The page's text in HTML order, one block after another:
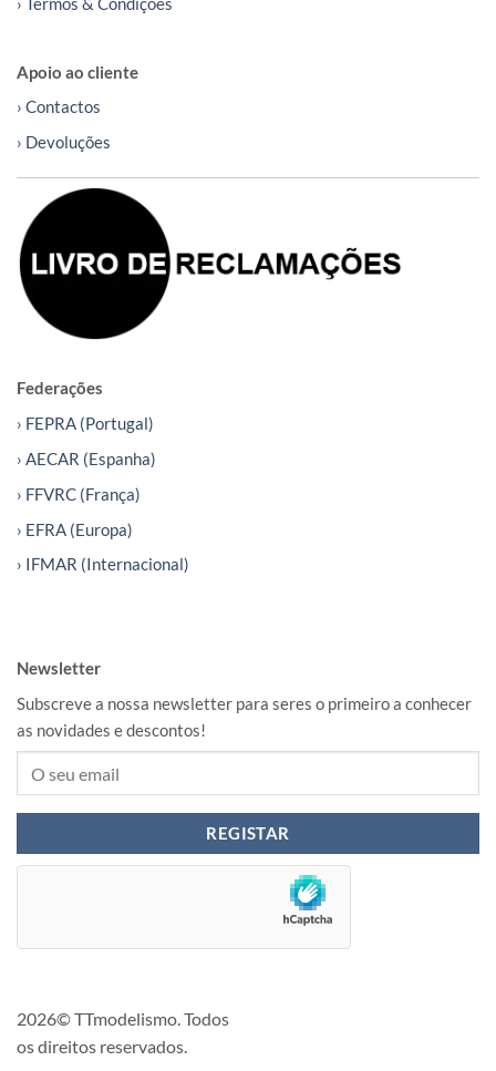
Apoio ao cliente
› Contactos
› Devoluções
Federações
› FEPRA (Portugal)
› AECAR (Espanha)
› FFVRC (França)
› EFRA (Europa)
› IFMAR (Internacional)
Newsletter
Subscreve a nossa newsletter para seres o primeiro a conhecer
as novidades e descontos!
2026© TTmodelismo. Todos
os direitos reservados.